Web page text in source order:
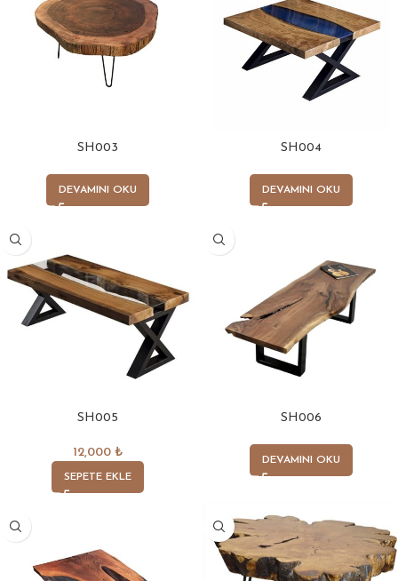
SH003
DEVAMINI OKU
SH004
DEVAMINI OKU
SH005
12,000 ₺
SEPETE EKLE
SH006
DEVAMINI OKU